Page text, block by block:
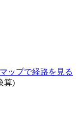
ップで経路を見る
算)